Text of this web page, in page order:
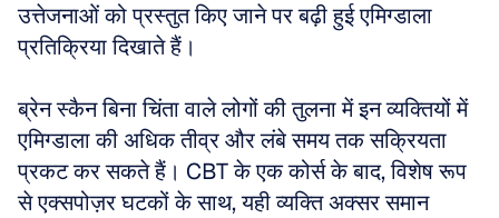
उत्तेजनाओं को प्रस्तुत किए जाने पर बढ़ी हुई एमिग्डाला
प्रतिक्रिया दिखाते हैं।
ब्रेन स्कैन बिना चिंता वाले लोगों की तुलना में इन व्यक्तियों में
एमिग्डाला की अधिक तीव्र और लंबे समय तक सक्रियता
प्रकट कर सकते हैं। CBT के एक कोर्स के बाद, विशेष रूप
से एक्सपोज़र घटकों के साथ, यही व्यक्ति अक्सर समान